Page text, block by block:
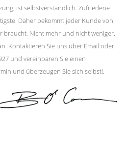
ist selbstverständlich. Zufriedene
Daher bekommt jeder Kunde von
braucht. Nicht mehr und nicht weniger.
Kontaktieren Sie uns über Email oder
und vereinbaren Sie einen
und überzeugen Sie sich selbst!.